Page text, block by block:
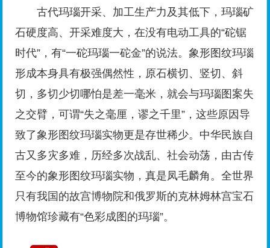
古代玛瑙开采、加工生产力及其低下，玛瑙矿
石硬度高、开采难度大，在没有电动工具的“砣锯
时代”，有“一砣玛瑙一砣金”的说法。象形图纹玛瑙
形成本身具有极强偶然性，原石横切、竖切、斜
切，多切少切哪怕是差一毫米，就会与玛瑙图案失
之交臂，可谓“失之毫厘，谬之千里”，这些原因导
致了象形图纹玛瑙实物更是存世稀少。中华民族自
古又多灾多难，历经多次战乱、社会动荡，由古传
至今的象形图纹玛瑙实物，真是凤毛麟角。全世界
只有我国的故宫博物院和俄罗斯的克林姆林宫宝石
博物馆珍藏有“色彩成图的玛瑙”。